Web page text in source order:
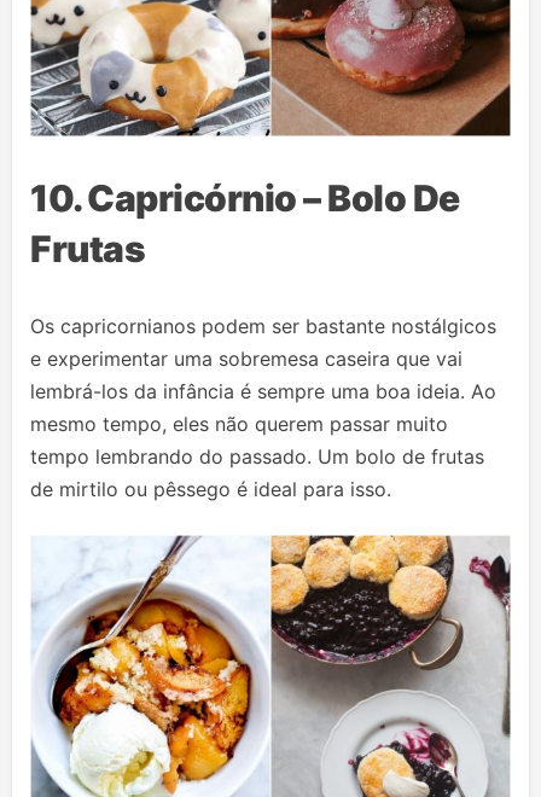
10. Capricórnio – Bolo De
Frutas
Os capricornianos podem ser bastante nostálgicos
e experimentar uma sobremesa caseira que vai
lembrá-los da infância é sempre uma boa ideia. Ao
mesmo tempo, eles não querem passar muito
tempo lembrando do passado. Um bolo de frutas
de mirtilo ou pêssego é ideal para isso.